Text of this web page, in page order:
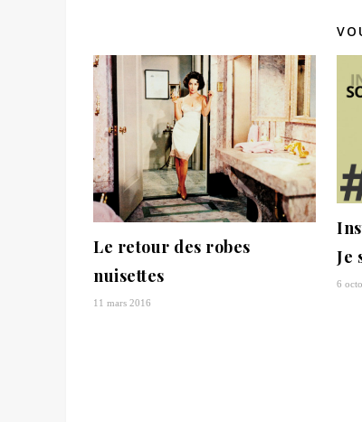
Le retour des robes
nuisettes
11 mars 2016
Je
6